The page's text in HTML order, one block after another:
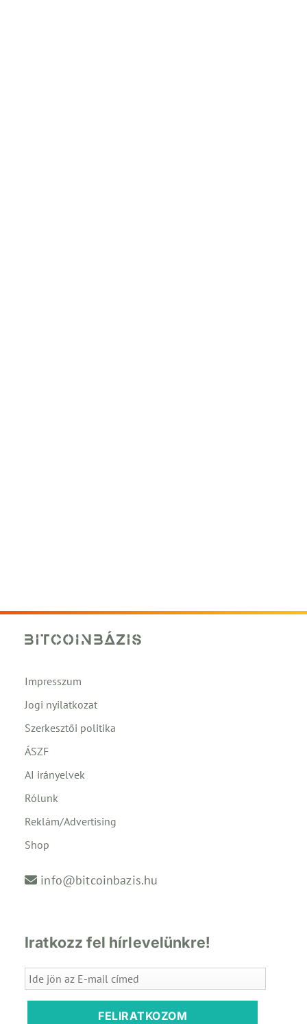
Impresszum
Jogi nyilatkozat
Szerkesztői politika
ÁSZF
AI irányelvek
Rólunk
Reklám/Advertising
Shop
info@bitcoinbazis.hu
Iratkozz fel hírlevelünkre!
FELIRATKOZOM